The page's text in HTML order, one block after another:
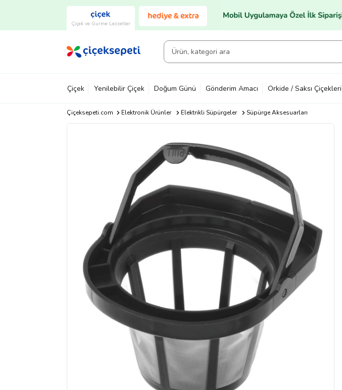
Çiçek ve Gurme Lezzetler
Çiçek Yenilebilir Çiçek Doğum Günü Gönderim Amacı Orkide / Saksı Çiçekleri
Çiçeksepeti.com Elektronik Ürünler Elektrikli Süpürgeler Süpürge Aksesuarları